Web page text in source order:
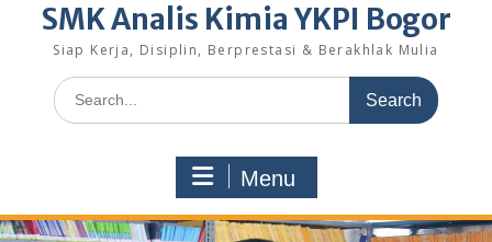
SMK Analis Kimia YKPI Bogor
Siap Kerja, Disiplin, Berprestasi & Berakhlak Mulia
Search
for:
Menu